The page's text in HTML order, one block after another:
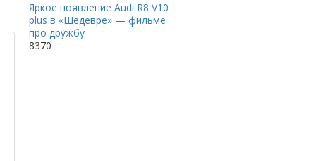
Яркое появление Audi R8 V10
plus в «Шедевре» — фильме
про дружбу
8370